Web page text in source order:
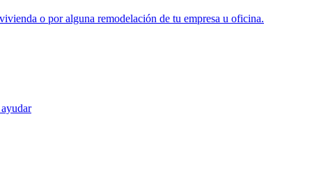
o por alguna remodelación de tu empresa u oficina.